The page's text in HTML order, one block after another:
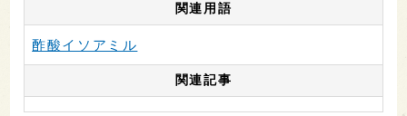
関連用語
酢酸イソアミル
関連記事